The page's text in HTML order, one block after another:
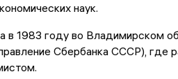
наук.
в 1983 году во Владимирском
Сбербанка СССР), где